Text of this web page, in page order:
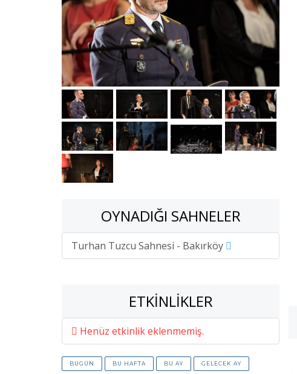
OYNADIĞI SAHNELER
Turhan Tuzcu Sahnesi - Bakırköy
ETKINLIKLER
Henüz etkinlik eklenmemiş.
BUGÜN BU HAFTA BU AY GELECEK AY